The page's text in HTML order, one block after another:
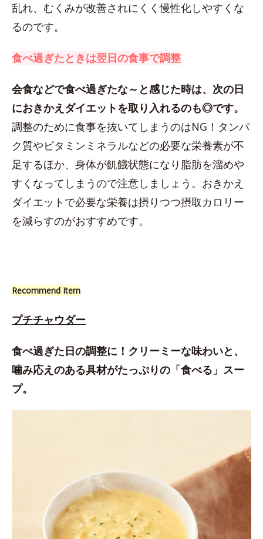
乱れ、むくみが改善されにくく慢性化しやすくな
るのです。
食べ過ぎたときは翌日の食事で調整
会食などで食べ過ぎたな～と感じた時は、次の日
におきかえダイエットを取り入れるのも◎です。
調整のために食事を抜いてしまうのはNG！タンパ
ク質やビタミンミネラルなどの必要な栄養素が不
足するほか、身体が飢餓状態になり脂肪を溜めや
すくなってしまうので注意しましょう。おきかえ
ダイエットで必要な栄養は摂りつつ摂取カロリー
を減らすのがおすすめです。
Recommend Item
プチチャウダー
食べ過ぎた日の調整に！クリーミーな味わいと、
噛み応えのある具材がたっぷりの「食べる」スー
プ。